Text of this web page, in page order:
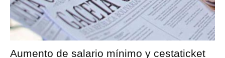
Aumento de salario mínimo y cestaticket